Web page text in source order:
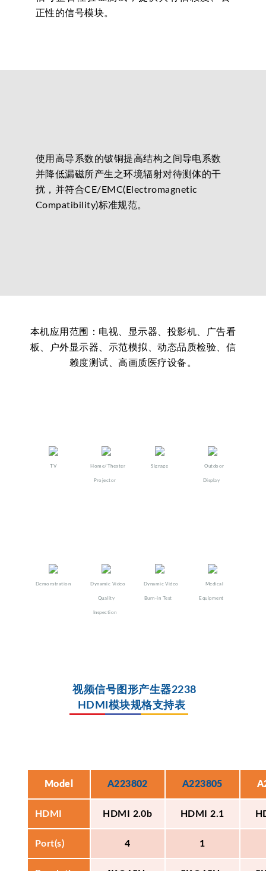
正性的信号模块。
使用高导系数的铍铜提高结构之间导电系数
并降低漏磁所产生之环境辐射对待测体的干
扰，并符合CE/EMC(Electromagnetic
Compatibility)标准规范。
本机应用范围：电视、显示器、投影机、广告看
板、户外显示器、示范模拟、动态品质检验、信
赖度测试、高画质医疗设备。
TV Home/Theater
Projector​
Signage Outdoor
Display​​
Demonstration Dynamic Video
Quality
Inspection
Dynamic Video
Burn-in Test
Medical
Equipment
视频信号图形产生器2238
HDMI模块规格支持表
Model A223802 A223805
HDMI HDMI 2.0b HDMI 2.1
Port(s) 4 1